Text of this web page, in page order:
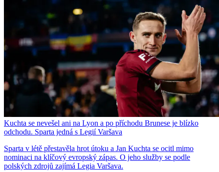
Kuchta se nevešel ani na Lyon a po příchodu Brunese je blízko
odchodu. Sparta jedná s Legií Varšava
Sparta v létě přestavěla hrot útoku a Jan Kuchta se ocitl mimo
nominaci na klíčový evropský zápas. O jeho služby se podle
polských zdrojů zajímá Legia Varšava.